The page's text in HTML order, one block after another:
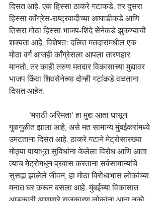
दिसत आहे. एक हिस्सा ठाकरे गटाकडे, तर दुसरा
हिस्सा काँग्रेस-राष्ट्रवादीच्या आघाडीकडे आणि
तिसरा मोठा हिस्सा भाजप-शिंदे सेनेकडे झुकण्याची
शक्यता आहे. विशेषतः दलित मतदारांमधील एक
मोठा वर्ग आजही काँग्रेसला आपला तारणहार
मानतो, तर काही तरुण मतदार विकासाच्या मुद्यावर
भाजप किंवा शिवसेनेच्या दोन्ही गटांकडे वळताना
दिसत आहेत.
गुळगुळीत झाला आहे, असे मत सामान्य मुंबईकरांमध्ये
उमटताना दिसत आहे. ठाकरे गटाने मेट्रोसारख्या
मोठ्या पायाभूत सुविधांना केलेला विरोध आणि आता
त्याच मेट्रोमधून प्रवास करताना सर्वसामान्यांचे
सुसह्य झालेले जीवन, हा मोठा विरोधाभास लोकांच्या
मनात घर करून बसला आहे. मुंबईच्या विकासात